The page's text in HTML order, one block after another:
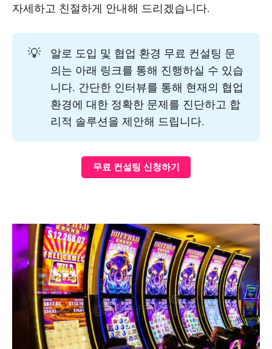
자세하고 친절하게 안내해 드리겠습니다.
💡
알로 도입 및 협업 환경 무료 컨설팅 문
의는 아래 링크를 통해 진행하실 수 있습
니다. 간단한 인터뷰를 통해 현재의 협업
환경에 대한 정확한 문제를 진단하고 합
리적 솔루션을 제안해 드립니다.
무료 컨설팅 신청하기